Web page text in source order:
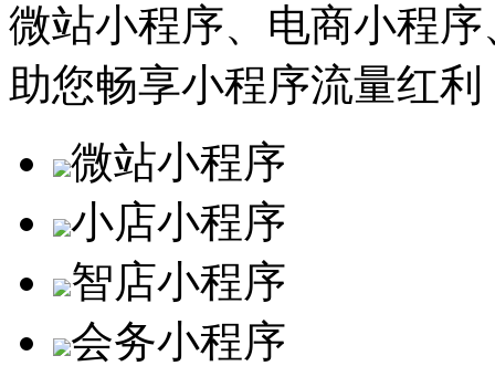
微站小程序、电商小程
助您畅享小程序流量红利
微站小程序
小店小程序
智店小程序
会务小程序